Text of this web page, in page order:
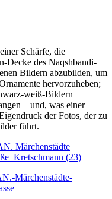
Schärfe, die
Decke des Naqshbandi-
Bildern abzubilden, um
hervorzuheben;
weiß-Bildern
– und, was einer
der Fotos, der zu
führt.